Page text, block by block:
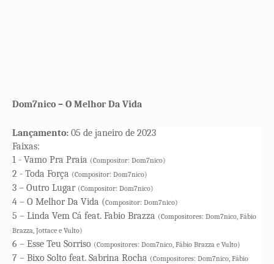
Dom7nico – O Melhor Da Vida
Lançamento: 05 de janeiro de 2023
Faixas:
1 - Vamo Pra Praia (Compositor: Dom7nico)
2 - Toda Força (Compositor: Dom7nico)
3 – Outro Lugar (Compositor: Dom7nico)
4 – O Melhor Da Vida (Compositor: Dom7nico)
5 – Linda Vem Cá feat. Fabio Brazza (Compositores: Dom7nico, Fábio
Brazza, Jottace e Vulto)
6 – Esse Teu Sorriso (Compositores: Dom7nico, Fábio Brazza e Vulto)
7 – Bixo Solto feat. Sabrina Rocha (Compositores: Dom7nico, Fábio